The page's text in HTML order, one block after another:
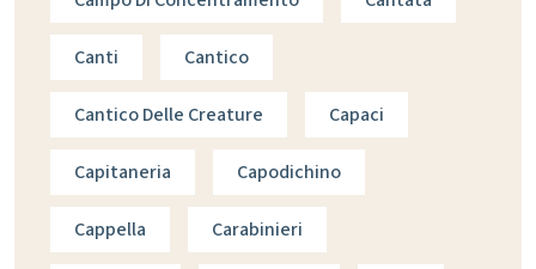
Canti Cantico
Cantico Delle Creature Capaci
Capitaneria Capodichino
Cappella Carabinieri